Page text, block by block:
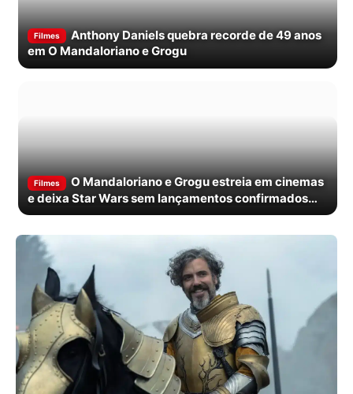
Filmes
Anthony Daniels quebra recorde de 49 anos
em O Mandaloriano e Grogu
Filmes
O Mandaloriano e Grogu estreia em cinemas
e deixa Star Wars sem lançamentos confirmados
até 2027